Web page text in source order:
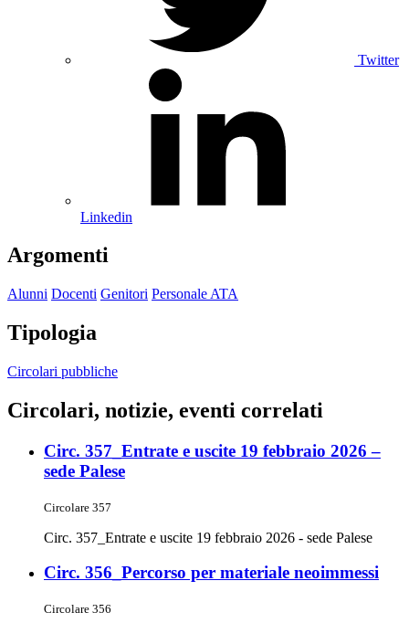
Twitter
Linkedin
Argomenti
Alunni Docenti Genitori Personale ATA
Tipologia
Circolari pubbliche
Circolari, notizie, eventi correlati
Circ. 357_Entrate e uscite 19 febbraio 2026 –
sede Palese
Circolare 357
Circ. 357_Entrate e uscite 19 febbraio 2026 - sede Palese
Circ. 356_Percorso per materiale neoimmessi
Circolare 356